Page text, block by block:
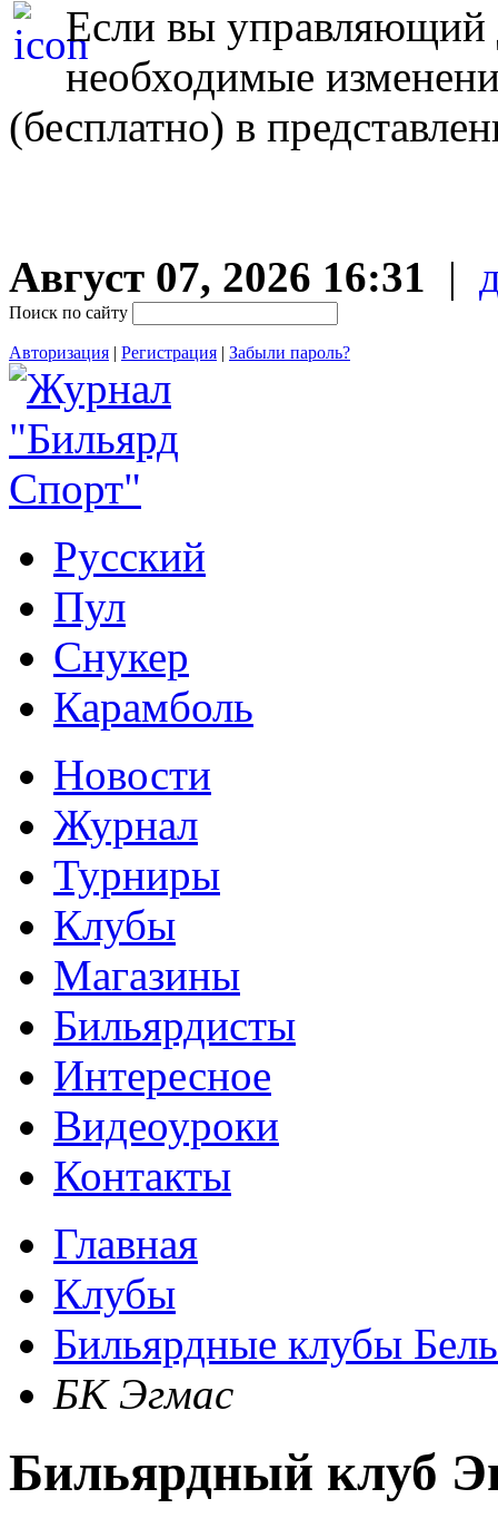
Если вы управляющий
необходимые
(бесплатно) в
Август 07, 2026 16:31 |
Поиск по сайту
Авторизация | Регистрация | Забыли пароль?
Русский
Пул
Снукер
Карамболь
Новости
Журнал
Турниры
Клубы
Магазины
Бильярдисты
Интересное
Видеоуроки
Контакты
Главная
Клубы
Бильярдные клубы
БК Эгмас
Бильярдный клуб